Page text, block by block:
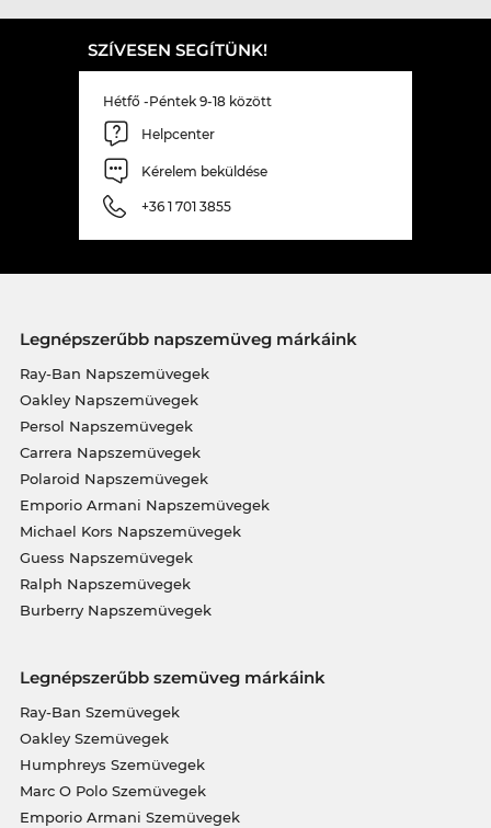
SZÍVESEN SEGÍTÜNK!
Hétfő -Péntek 9-18 között
Helpcenter
Kérelem beküldése
+36 1 701 3855
Legnépszerűbb napszemüveg márkáink
Ray-Ban Napszemüvegek
Oakley Napszemüvegek
Persol Napszemüvegek
Carrera Napszemüvegek
Polaroid Napszemüvegek
Emporio Armani Napszemüvegek
Michael Kors Napszemüvegek
Guess Napszemüvegek
Ralph Napszemüvegek
Burberry Napszemüvegek
Legnépszerűbb szemüveg márkáink
Ray-Ban Szemüvegek
Oakley Szemüvegek
Humphreys Szemüvegek
Marc O Polo Szemüvegek
Emporio Armani Szemüvegek